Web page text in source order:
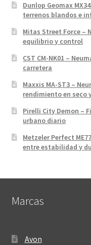
Dunlop Geomax
terrenos blandos e
Mitas Street Force –
equilibrio y control
CST CM-NK01 –
carretera
Maxxis MA-ST3 –
rendimiento en seco
Pirelli City Demon –
urbano diario
Metzeler Perfect
entre estabilidad y
Marcas
Avon